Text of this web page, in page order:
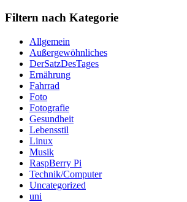
Filtern nach Kategorie
Allgemein
Außergewöhnliches
DerSatzDesTages
Ernährung
Fahrrad
Foto
Fotografie
Gesundheit
Lebensstil
Linux
Musik
RaspBerry Pi
Technik/Computer
Uncategorized
uni